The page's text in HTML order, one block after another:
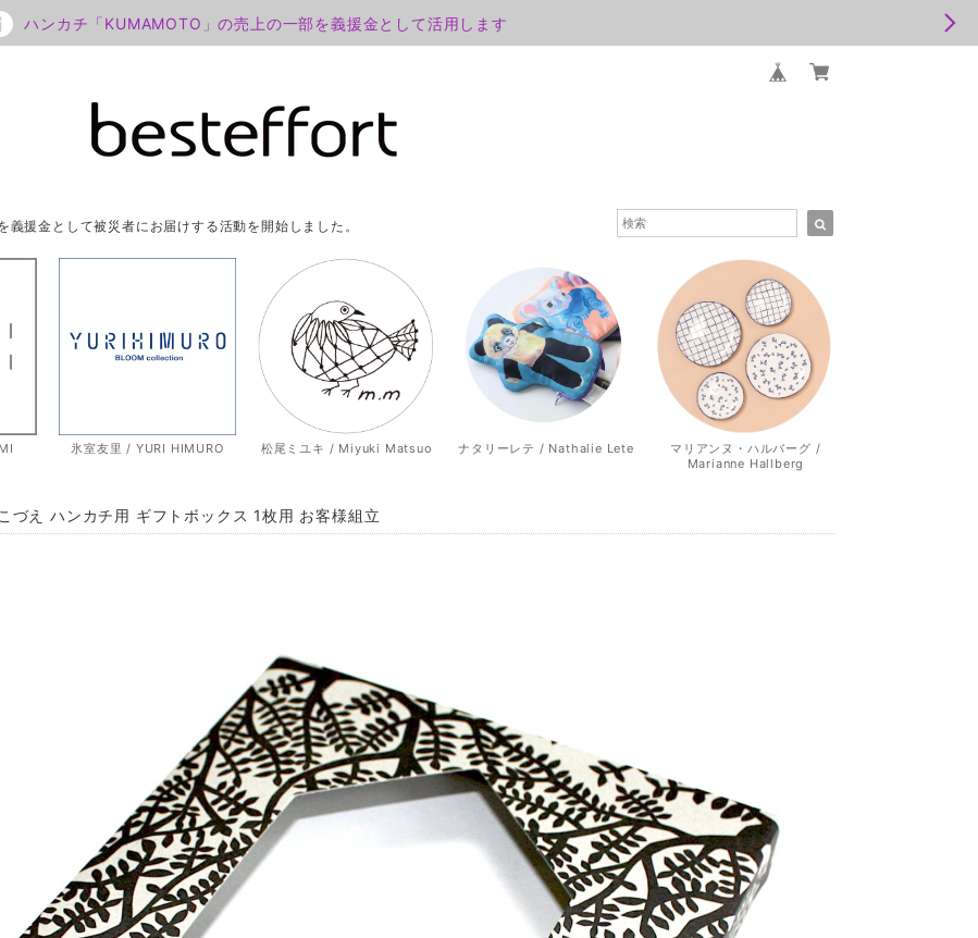
ハンカチ「KUMAMOTO」の売上の一部を義援金として活用します
援金として被災者にお届けする活動を開始しました。
氷室友里 / YURI HIMURO 松尾ミユキ / Miyuki Matsuo ナタリーレテ / Nathalie Lete
マリアンヌ・ハルバーグ /
Marianne Hallberg
づえ ハンカチ用 ギフトボックス 1枚用 お客様組立